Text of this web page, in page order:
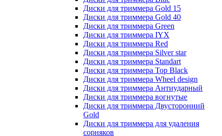
Диски для триммера Gold 15
Диски для триммера Gold 40
Диски для триммера Green
Диски для триммера IYX
Диски для триммера Red
Диски для триммера Silver star
Диски для триммера Standart
Диски для триммера Top Black
Диски для триммера Wheel design
Диски для триммера Антиударный
Диски для триммера вогнутые
Диски для триммера Двусторонний
Gold
Диски для триммера для удаления
сорняков